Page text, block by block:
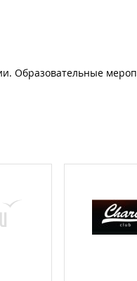
Образовательные